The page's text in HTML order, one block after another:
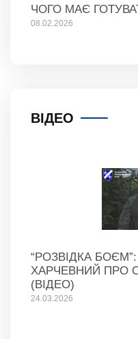
ЧОГО МАЄ
08.02.2026
ВІДЕО
“РОЗВІДКА
ХАРЧЕВНИЙ ПРО
(ВІДЕО)
24.03.2026